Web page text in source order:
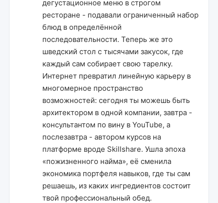
дегустационное меню в строгом
ресторане - подавали ограниченный набор
блюд в определённой
последовательности. Теперь же это
шведский стол с тысячами закусок, где
каждый сам собирает свою тарелку.
Интернет превратил линейную карьеру в
многомерное пространство
возможностей: сегодня ты можешь быть
архитектором в одной компании, завтра -
консультантом по вину в YouTube, а
послезавтра - автором курсов на
платформе вроде Skillshare. Ушла эпоха
«пожизненного найма», её сменила
экономика портфеля навыков, где ты сам
решаешь, из каких ингредиентов состоит
твой профессиональный обед.